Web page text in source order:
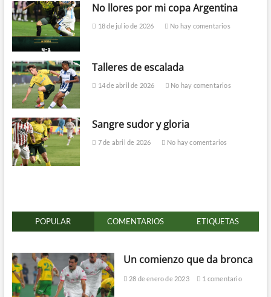
No llores por mi copa Argentina
18 de julio de 2026 No hay comentarios
Talleres de escalada
14 de abril de 2026 No hay comentarios
Sangre sudor y gloria
7 de abril de 2026 No hay comentarios
POPULAR COMENTARIOS ETIQUETAS
Un comienzo que da bronca
28 de enero de 2023 1 comentario